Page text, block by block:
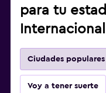
para tu
Ciudades populares
Voy a tener suerte